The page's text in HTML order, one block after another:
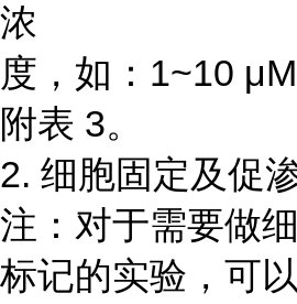
浓
度，如：1~10
附表 3。
2. 细胞固定及促
注：对于需要做
标记的实验，可